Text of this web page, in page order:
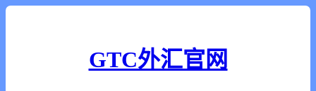
GTC外汇官网